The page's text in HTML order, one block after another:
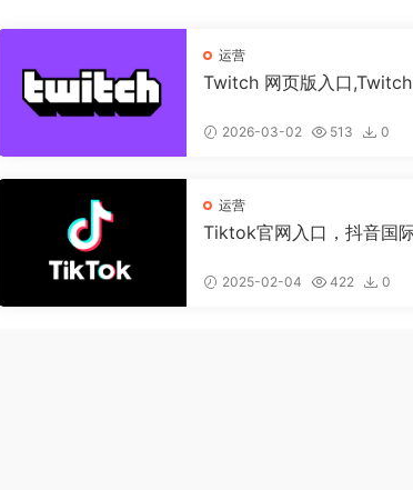
运营
Twitch 网页版入口,Twitch
2026-03-02 513 0
运营
Tiktok官网入口，抖音国
接）2025-02-04 422 0